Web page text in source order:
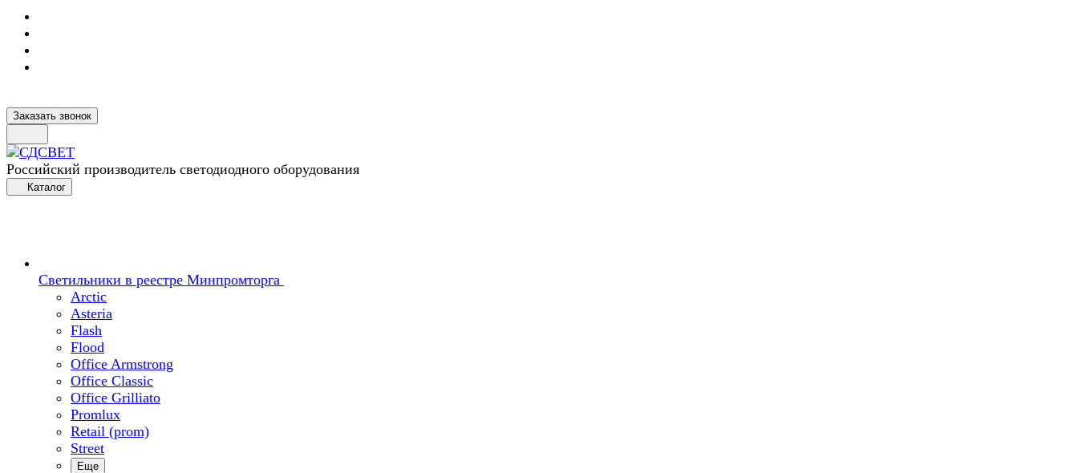
Заказать звонок
Российский производитель светодиодного оборудования
Каталог
Светильники в реестре Минпромторга
Arctic
Asteria
Flash
Flood
Office Armstrong
Office Classic
Office Grilliato
Promlux
Retail (prom)
Street
Еще